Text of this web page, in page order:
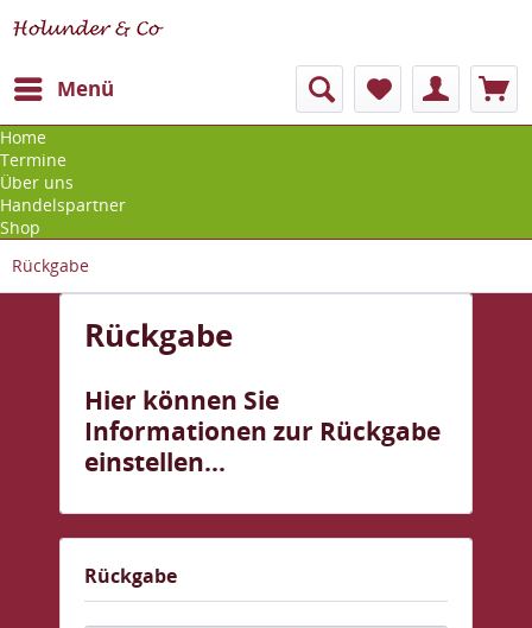
Menü
Home
Termine
Über uns
Handelspartner
Shop
Rückgabe
Rückgabe
Hier können Sie
Informationen zur Rückgabe
einstellen...
Rückgabe